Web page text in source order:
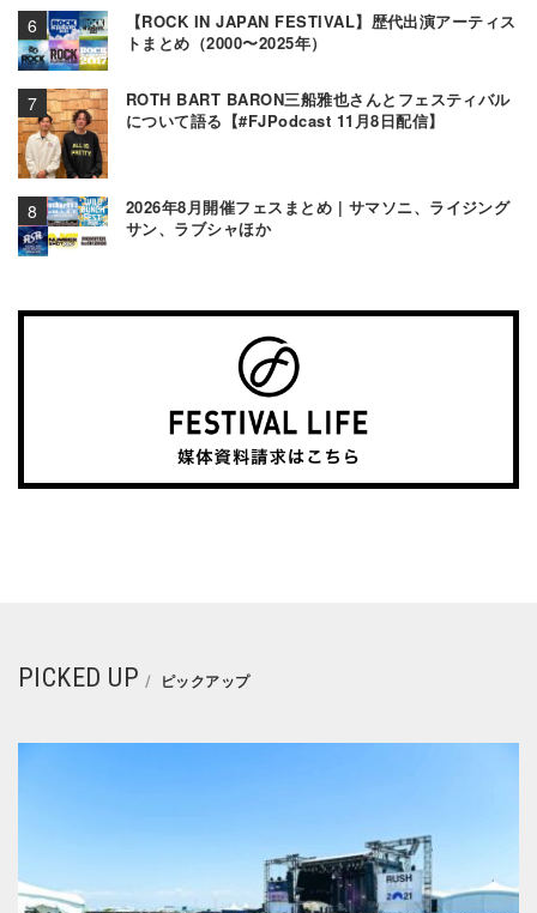
【ROCK IN JAPAN FESTIVAL】歴代出演アーティス
トまとめ（2000〜2025年）
ROTH BART BARON三船雅也さんとフェスティバル
について語る【#FJPodcast 11月8日配信】
2026年8月開催フェスまとめ | サマソニ、ライジング
サン、ラブシャほか
PICKED UP ピックアップ